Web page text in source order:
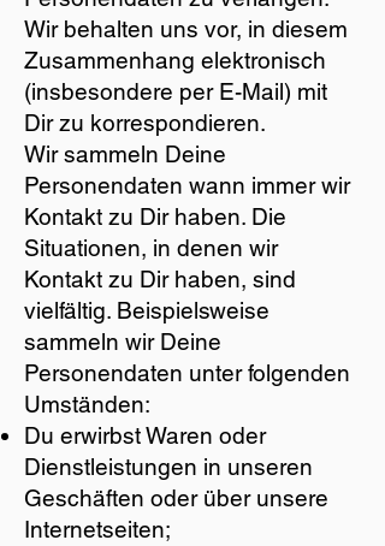
Wir behalten uns vor, in diesem
Zusammenhang elektronisch
(insbesondere per E-Mail) mit
Dir zu korrespondieren.
Wir sammeln Deine
Personendaten wann immer wir
Kontakt zu Dir haben. Die
Situationen, in denen wir
Kontakt zu Dir haben, sind
vielfältig. Beispielsweise
sammeln wir Deine
Personendaten unter folgenden
Umständen:
Du erwirbst Waren oder
Dienstleistungen in unseren
Geschäften oder über unsere
Internetseiten;